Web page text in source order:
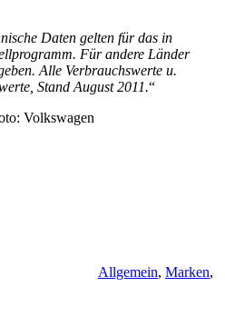
Daten gelten für das in
Für andere Länder
Alle Ver­brauchswerte u.
Stand August 2011.“
Volkswagen
Allgemein, Marken,